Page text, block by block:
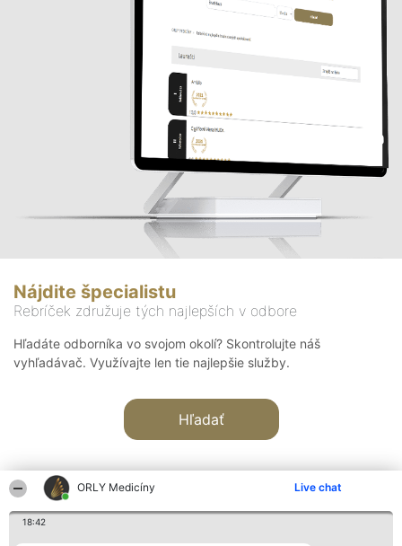
ORLY Medicíny Live chat
18:42
Nájdite špecialistu
Rebríček združuje tých najlepších v odbore
Hľadáte odborníka vo svojom okolí? Skontrolujte náš
vyhľadávač. Využívajte len tie najlepšie služby.
Hľadať